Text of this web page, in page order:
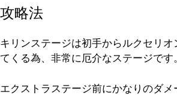
攻略法
キリンステージは初手からルクセリ
てくる為、非常に厄介なステージです。
エクストラステージ前にかなりのダメ